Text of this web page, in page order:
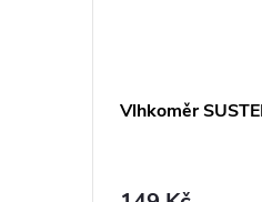
Vlhkoměr